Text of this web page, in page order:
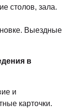
столов, зала.
Выездные
в
и
карточки.